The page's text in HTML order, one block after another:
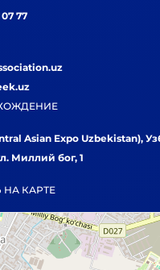
07 77
Asian Expo Uzbekistan),
Миллий бог, 1
НА КАРТЕ